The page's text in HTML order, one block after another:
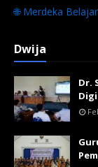
🌐 Merdeka Belajar
Dwija
Dr.